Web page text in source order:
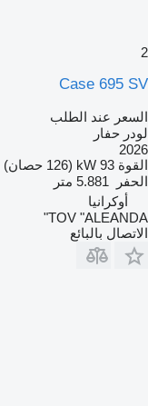
2
Case 695 SV
السعر عند الطلب
لودر حفار
2026
القوة 93 kW (126 حصان)
الحفر
5.881 متر
أوكرانيا
TOV "ALEANDA"
الاتصال بالبائع